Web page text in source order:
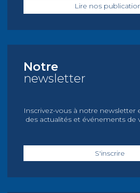
Lire nos
Notre
newsletter
Inscrivez-vous à notre newsletter
des actualités et événements
S'inscrire